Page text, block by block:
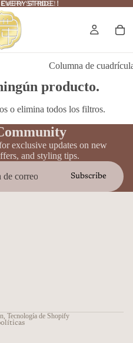
STRIDE！
STRIDE！
Columna de
producto.
o elimina todos los filtros.
exclusive updates on new
and styling tips.
Subscribe
, Tecnología de Shopify